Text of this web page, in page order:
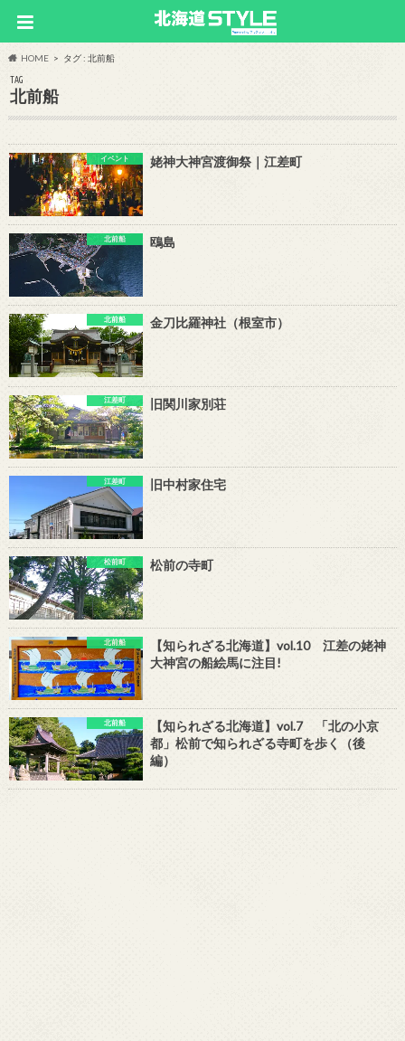
HOME タグ : 北前船
TAG
北前船
イベント 姥神大神宮渡御祭｜江差町
北前船 鴎島
北前船 金刀比羅神社（根室市）
江差町 旧関川家別荘
江差町 旧中村家住宅
松前町 松前の寺町
北前船
【知られざる北海道】vol.10 江差の姥神
大神宮の船絵馬に注目!
北前船
【知られざる北海道】vol.7 「北の小京
都」松前で知られざる寺町を歩く（後
編）